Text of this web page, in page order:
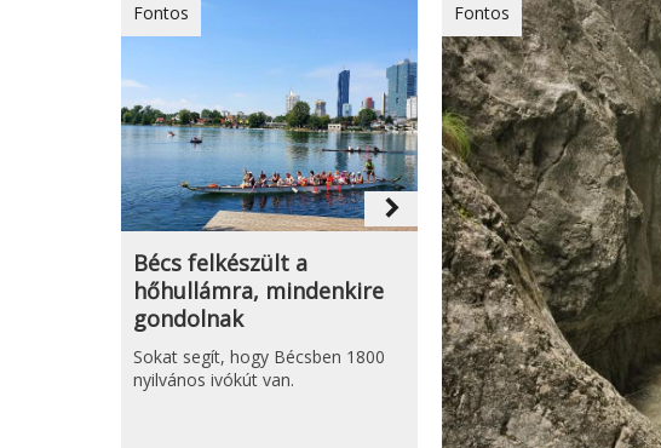
Fontos
navigate_next
Bécs felkészült a
hőhullámra, mindenkire
gondolnak
Sokat segít, hogy Bécsben 1800
nyilvános ivókút van.
Fontos